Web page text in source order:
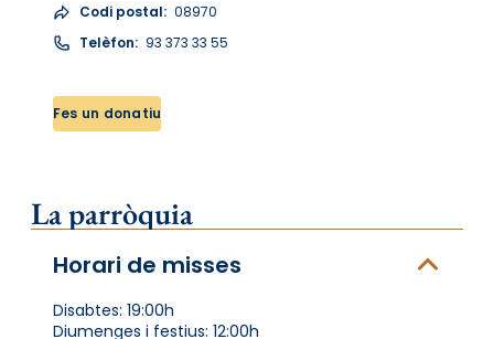
Codi postal: 08970
Telèfon: 93 373 33 55
Fes un donatiu
La parròquia
Horari de misses
Disabtes: 19:00h
Diumenges i festius: 12:00h